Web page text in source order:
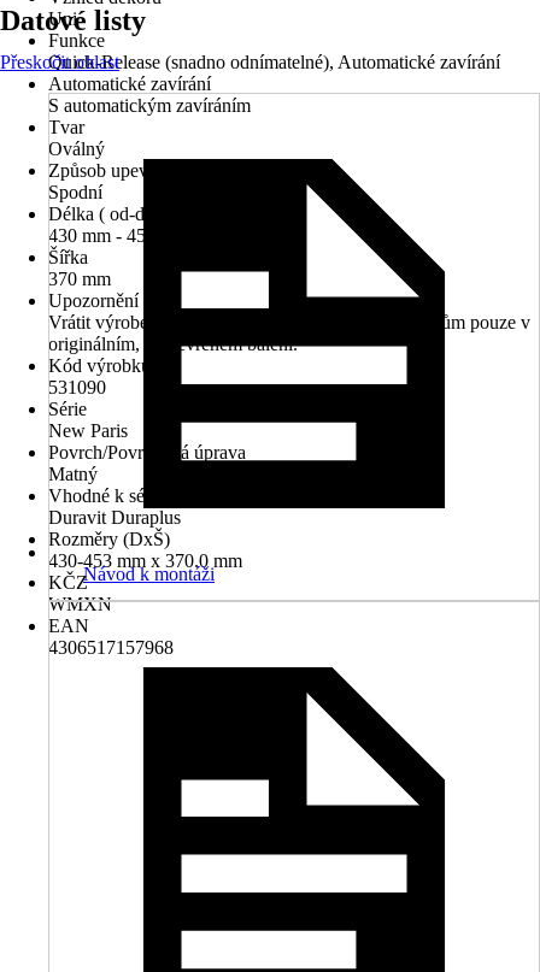
Uni
Funkce
Quick-Release (snadno odnímatelné), Automatické zavírání
Automatické zavírání
S automatickým zavíráním
Tvar
Oválný
Způsob upevnění
Spodní
Délka ( od-do)
430 mm - 453 mm
Šířka
370 mm
Upozornění
Vrátit výrobek lze vzhledem k hygienickým předpisům pouze v
originálním, neotevřeném balení.
Kód výrobku
531090
Série
New Paris
Povrch/Povrchová úprava
Matný
Vhodné k sérii
Duravit Duraplus
Rozměry (DxŠ)
430-453 mm x 370.0 mm
KČZ
WMXN
EAN
4306517157968
Datové listy
Přeskočit oblast
Návod k montáži